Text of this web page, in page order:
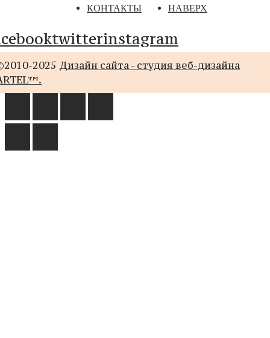
КОНТАКТЫ
НАВЕРХ
twitterinstagram
2025 Дизайн сайта - студия веб-дизайна